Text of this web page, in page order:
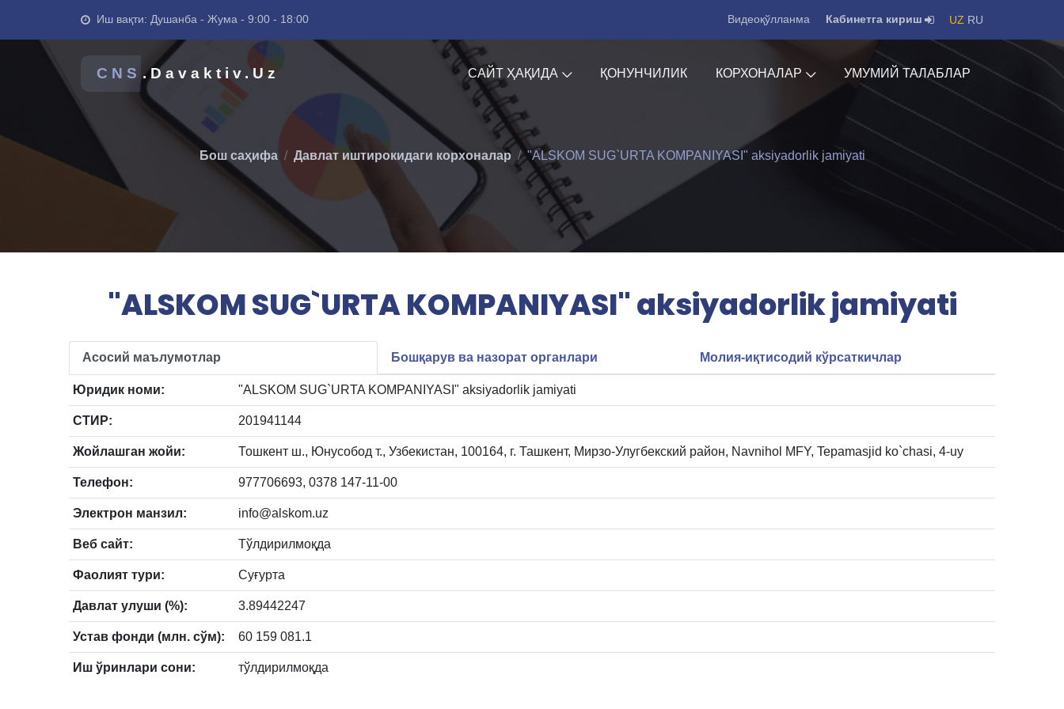
Иш вақти: Душанба - Жума - 9:00 - 18:00 Видеоқўлланма Кабинетга кириш UZ RU
CNS .Davaktiv.Uz САЙТ ҲАҚИДА ҚОНУНЧИЛИК КОРХОНАЛАР УМУМИЙ ТАЛАБЛАР
Бош саҳифа Давлат иштирокидаги корхоналар "ALSKOM SUG`URTA KOMPANIYASI" aksiyadorlik jamiyati
"ALSKOM SUG`URTA KOMPANIYASI" aksiyadorlik jamiyati
Асосий маълумотлар Бошқарув ва назорат органлари Молия-иқтисодий кўрсаткичлар
Юридик номи: "ALSKOM SUG`URTA KOMPANIYASI" aksiyadorlik jamiyati
СТИР: 201941144
Жойлашган жойи: Тошкент ш., Юнусобод т., Узбекистан, 100164, г. Ташкент, Мирзо-Улугбекский район, Navnihol MFY, Tepamasjid ko`chasi, 4-uy
Телефон: 977706693, 0378 147-11-00
Электрон манзил: info@alskom.uz
Веб сайт: Тўлдирилмоқда
Фаолият тури: Суғурта
Давлат улуши (%): 3.89442247
Устав фонди (млн. сўм): 60 159 081.1
Иш ўринлари сони: тўлдирилмоқда